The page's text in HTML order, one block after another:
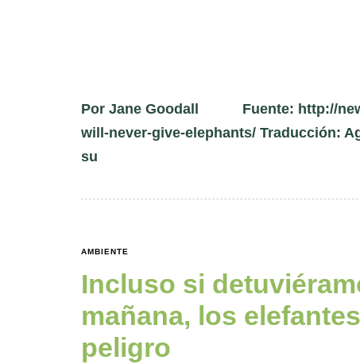
Por Jane Goodall Fuente: http://
will-never-give-elephants/ Traducción:
su
AMBIENTE
Incluso si
mañana, los
peligro